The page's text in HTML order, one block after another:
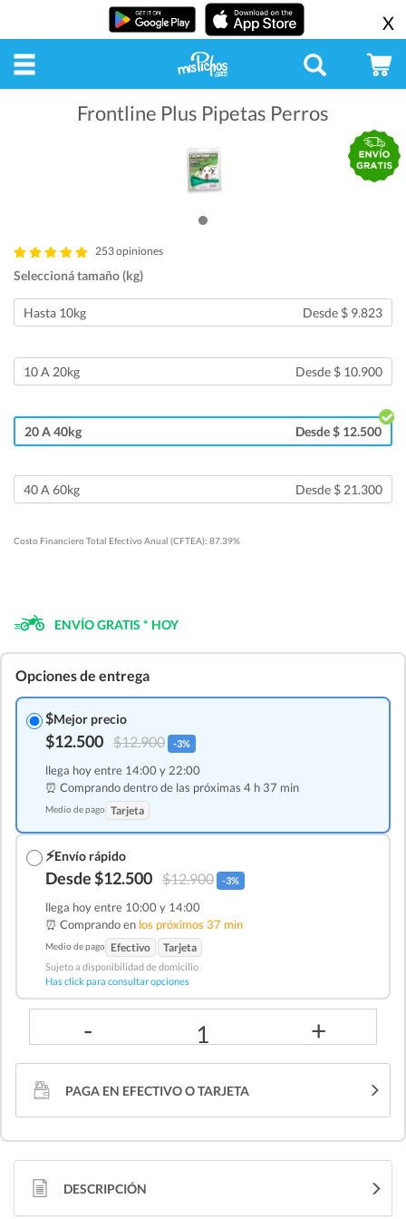
X
Frontline Plus Pipetas Perros
253 opiniones
Seleccioná tamaño (kg)
Hasta 10kg Desde $ 9.823
10 A 20kg Desde $ 10.900
20 A 40kg Desde $ 12.500
40 A 60kg Desde $ 21.300
Costo Financiero Total Efectivo Anual (CFTEA): 87.39%
ENVÍO GRATIS * HOY
Opciones de entrega
$Mejor precio
$12.500 $12.900 -3%
llega hoy entre 14:00 y 22:00
⏰ Comprando dentro de las próximas 4 h 37 min
Medio de pago Tarjeta
⚡Envío rápido
Desde $12.500 $12.900 -3%
llega hoy entre 10:00 y 14:00
⏰ Comprando en los próximos 37 min
Medio de pago Efectivo Tarjeta
Sujeto a disponibilidad de domicilio
Has click para consultar opciones
- 1 +
PAGA EN EFECTIVO O TARJETA
DESCRIPCIÓN